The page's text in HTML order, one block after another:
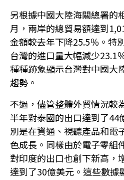
另根據中國大陸海關總署的
月，兩岸的總貿易額達到
金額較去年下降25.5％。特
台灣的進口量大幅減少23.1
種種跡象顯示台灣對中國大
趨勢。
不過，儘管整體外貿情況較
半年對泰國的出口達到了44
別是在資通、視聽產品和電
色成長。同樣由於電子零組
對印度的出口也創下新高，
達到了30億美元。這些數據